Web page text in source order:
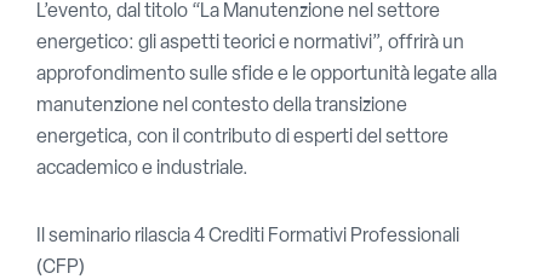
L’evento, dal titolo “La Manutenzione nel settore
energetico: gli aspetti teorici e normativi”, offrirà un
approfondimento sulle sfide e le opportunità legate alla
manutenzione nel contesto della transizione
energetica, con il contributo di esperti del settore
accademico e industriale.
Il seminario rilascia 4 Crediti Formativi Professionali
(CFP)